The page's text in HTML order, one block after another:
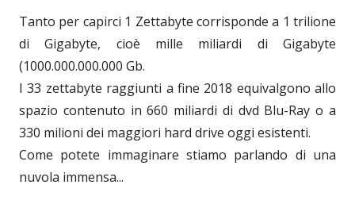
Tanto per capirci 1 Zettabyte corrisponde a 1 trilione
di Gigabyte, cioè mille miliardi di Gigabyte
(1000.000.000.000 Gb.
I 33 zettabyte raggiunti a fine 2018 equivalgono allo
spazio contenuto in 660 miliardi di dvd Blu-Ray o a
330 milioni dei maggiori hard drive oggi esistenti.
Come potete immaginare stiamo parlando di una
nuvola immensa...